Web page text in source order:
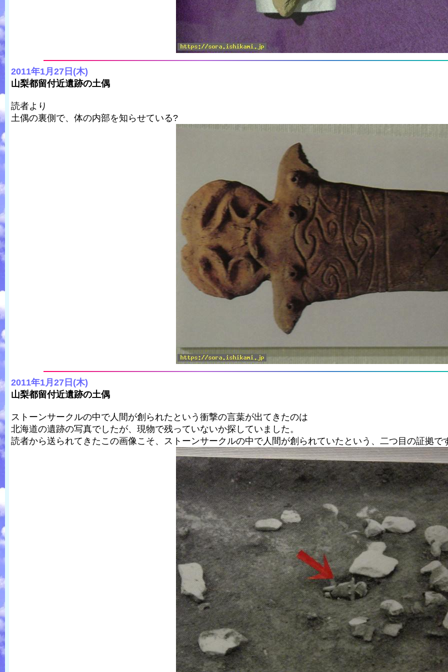
2011年1月27日(木)
山梨都留付近遺跡の土偶
読者より
土偶の裏側で、体の内部を知らせている?
2011年1月27日(木)
山梨都留付近遺跡の土偶
ストーンサークルの中で人間が創られたという衝撃の言葉が出てきたのは
北海道の遺跡の写真でしたが、現物で残っていないか探していました。
読者から送られてきたこの画像こそ、ストーンサークルの中で人間が創られていたという、二つ目の証拠で